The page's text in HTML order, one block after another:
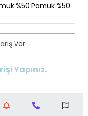
%50 Pamuk %50
Ver
Yapınız.